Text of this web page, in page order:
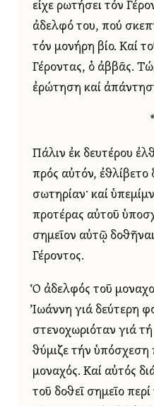
εἶχε ρωτήσει τόν
ἀδελφό του, πού
τόν μονήρη βίο. Καί
Γέροντας, ὁ ἀββᾶς.
ἐρώτηση καί
Πάλιν ἐκ δευτέρου
πρός αὐτόν, ἐθλίβετο
σωτηρίαν· καί
προτέρας αὐτοῦ
σημεῖον αὐτῷ
Γέροντος.
Ὁ ἀδελφός τοῦ
Ἰωάννη γιά δεύτερη
στενοχωριόταν γιά
θύμιζε τήν ὑπόσχεση
μοναχός. Καί αὐτός
τοῦ δοθεῖ σημεῖο